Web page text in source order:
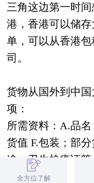
三角这边第一时
港，香港可以储存
单，可以从香港包
司 。
货物从 国外到 中国
项：
所需资料：A.品
货值 F.包装；部
途、卫生检疫证等
运输路线：世界
全方位了解